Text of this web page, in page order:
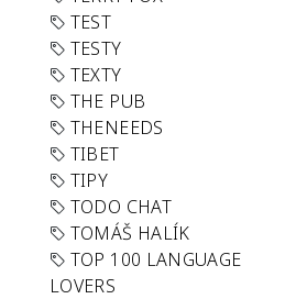
TEST
TESTY
TEXTY
THE PUB
THENEEDS
TIBET
TIPY
TODO CHAT
TOMÁŠ HALÍK
TOP 100 LANGUAGE
LOVERS